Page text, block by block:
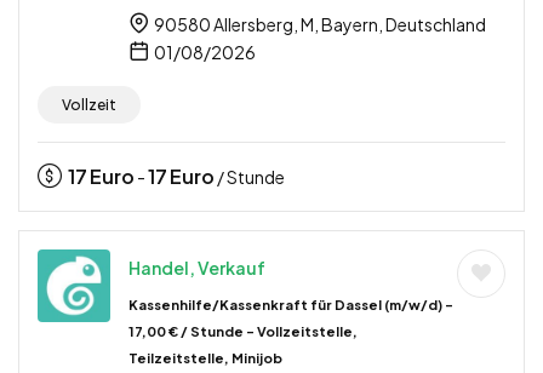
90580 Allersberg, M, Bayern, Deutschland
01/08/2026
Vollzeit
17Euro -17Euro / Stunde
Handel, Verkauf
Kassenhilfe/Kassenkraft für Dassel (m/w/d) –
17,00 € / Stunde – Vollzeitstelle,
Teilzeitstelle, Minijob